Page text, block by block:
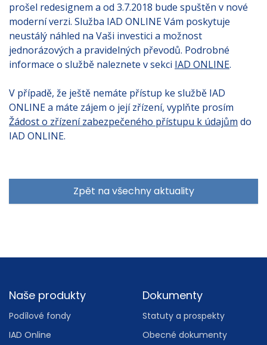
prošel redesignem a od 3.7.2018 bude spuštěn v nové
moderní verzi. Služba IAD ONLINE Vám poskytuje
neustálý náhled na Vaši investici a možnost
jednorázových a pravidelných převodů. Podrobné
informace o službě naleznete v sekci IAD ONLINE.
V případě, že ještě nemáte přístup ke službě IAD
ONLINE a máte zájem o její zřízení, vyplňte prosím
Žádost o zřízení zabezpečeného přístupu k údajům do
IAD ONLINE.
Zpět na všechny aktuality
Footer
Naše produkty
Podílové fondy
IAD Online
Dokumenty
Statuty a prospekty
Obecné dokumenty